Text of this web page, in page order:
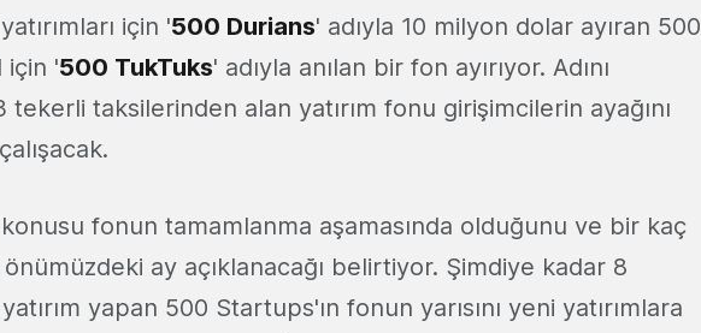
için '500 Durians' adıyla 10 milyon dolar ayıran 500
için '500 TukTuks' adıyla anılan bir fon ayırıyor. Adını
tekerli taksilerinden alan yatırım fonu girişimcilerin ayağını
fonun tamamlanma aşamasında olduğunu ve bir kaç
ay açıklanacağı belirtiyor. Şimdiye kadar 8
yapan 500 Startups'ın fonun yarısını yeni yatırımlara